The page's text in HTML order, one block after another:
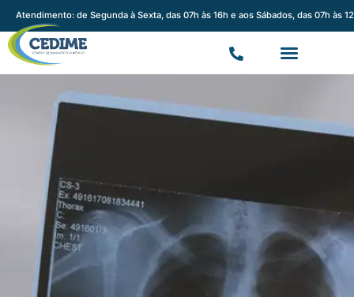
Atendimento: de Segunda à Sexta, das 07h às 16h e aos Sábados, das 07h